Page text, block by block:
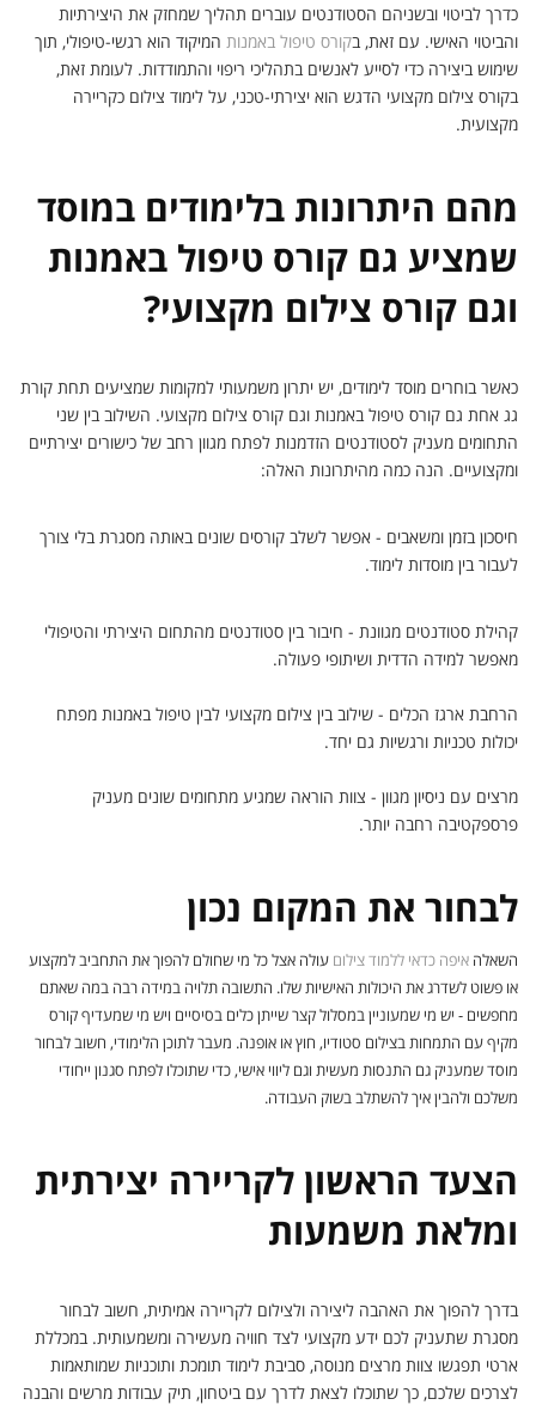
כדרך לביטוי ובשניהם הסטודנטים עוברים תהליך שמחזק את היצירתיות
והביטוי האישי. עם זאת, בקורס טיפול באמנות המיקוד הוא רגשי-טיפולי, תוך
שימוש ביצירה כדי לסייע לאנשים בתהליכי ריפוי והתמודדות. לעומת זאת,
בקורס צילום מקצועי הדגש הוא יצירתי-טכני, על לימוד צילום כקריירה
מקצועית.
מהם היתרונות בלימודים במוסד
שמציע גם קורס טיפול באמנות
וגם קורס צילום מקצועי?
כאשר בוחרים מוסד לימודים, יש יתרון משמעותי למקומות שמציעים תחת קורת
גג אחת גם קורס טיפול באמנות וגם קורס צילום מקצועי. השילוב בין שני
התחומים מעניק לסטודנטים הזדמנות לפתח מגוון רחב של כישורים יצירתיים
ומקצועיים. הנה כמה מהיתרונות האלה:
חיסכון בזמן ומשאבים - אפשר לשלב קורסים שונים באותה מסגרת בלי צורך
לעבור בין מוסדות לימוד.
קהילת סטודנטים מגוונת - חיבור בין סטודנטים מהתחום היצירתי והטיפולי
מאפשר למידה הדדית ושיתופי פעולה.
הרחבת ארגז הכלים - שילוב בין צילום מקצועי לבין טיפול באמנות מפתח
יכולות טכניות ורגשיות גם יחד.
מרצים עם ניסיון מגוון - צוות הוראה שמגיע מתחומים שונים מעניק
פרספקטיבה רחבה יותר.
לבחור את המקום נכון
השאלה איפה כדאי ללמוד צילום עולה אצל כל מי שחולם להפוך את התחביב למקצוע
או פשוט לשדרג את היכולות האישיות שלו. התשובה תלויה במידה רבה במה שאתם
מחפשים - יש מי שמעוניין במסלול קצר שייתן כלים בסיסיים ויש מי שמעדיף קורס
מקיף עם התמחות בצילום סטודיו, חוץ או אופנה. מעבר לתוכן הלימודי, חשוב לבחור
מוסד שמעניק גם התנסות מעשית וגם ליווי אישי, כדי שתוכלו לפתח סגנון ייחודי
משלכם ולהבין איך להשתלב בשוק העבודה.
הצעד הראשון לקריירה יצירתית
ומלאת משמעות
בדרך להפוך את האהבה ליצירה ולצילום לקריירה אמיתית, חשוב לבחור
מסגרת שתעניק לכם ידע מקצועי לצד חוויה מעשירה ומשמעותית. במכללת
ארטי תפגשו צוות מרצים מנוסה, סביבת לימוד תומכת ותוכניות שמותאמות
לצרכים שלכם, כך שתוכלו לצאת לדרך עם ביטחון, תיק עבודות מרשים והבנה